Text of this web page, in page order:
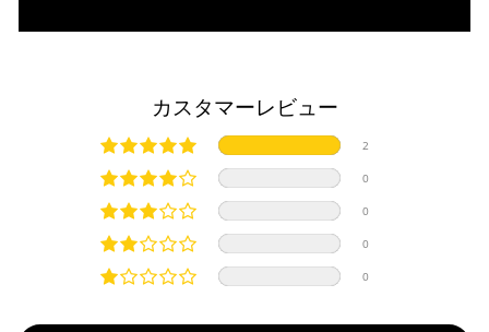
にて発送ください。
※着払いで発送された場合には受け取りを拒否させて頂きま
iMotorcycle Japan
東京都文京区白山5-8-12 NFコーポ白山 102
※ American Expressでの分割払いのご利用には、事前
す。
※ Diners Clubは分割払い非対応のため、一括払い・リ
※ 手数料、利息はご利用のカード会社の定めによります
ので、事前にご確認ください。
希望の場合は、ご対応いたしますのでご連絡をお願いいたし
お取り寄せの場合
早まる場合もございます。
・運送状況や繁忙期の影響により遅れが生じる場合もござい
配送送料について
カスタマーレビュー
2
0
0
0
0